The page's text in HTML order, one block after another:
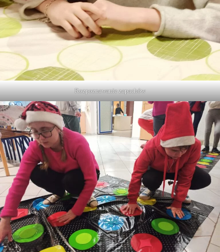
Rozpoznawanie zapachów